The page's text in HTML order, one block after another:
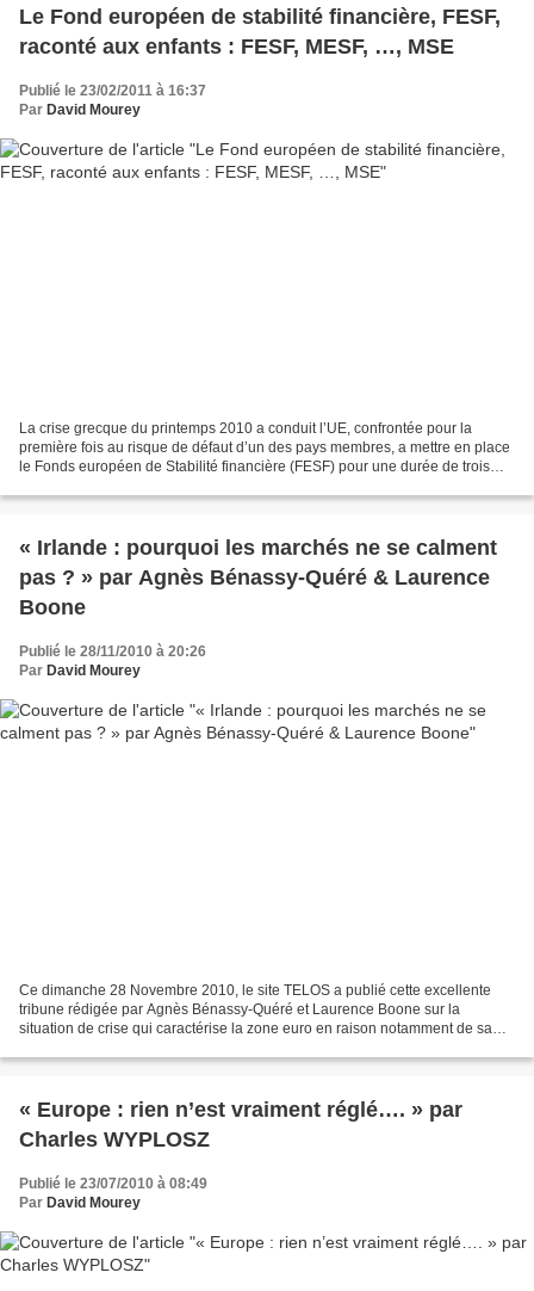
Le Fond européen de stabilité financière, FESF,
raconté aux enfants : FESF, MESF, …, MSE
Publié le 23/02/2011 à 16:37
Par David Mourey
La crise grecque du printemps 2010 a conduit l’UE, confrontée pour la
première fois au risque de défaut d’un des pays membres, a mettre en place
le Fonds européen de Stabilité financière (FESF) pour une durée de trois
« Irlande : pourquoi les marchés ne se calment
pas ? » par Agnès Bénassy-Quéré & Laurence
Boone
Publié le 28/11/2010 à 20:26
Par David Mourey
Ce dimanche 28 Novembre 2010, le site TELOS a publié cette excellente
tribune rédigée par Agnès Bénassy-Quéré et Laurence Boone sur la
situation de crise qui caractérise la zone euro en raison notamment de sa
« Europe : rien n’est vraiment réglé…. » par
Charles WYPLOSZ
Publié le 23/07/2010 à 08:49
Par David Mourey